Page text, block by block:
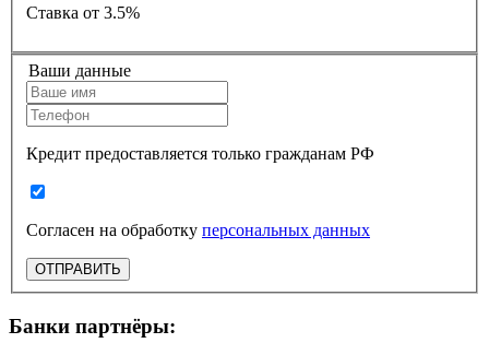
Ставка от 3.5%
Ваши данные
Кредит предоставляется только гражданам РФ
Согласен на обработку персональных данных
ОТПРАВИТЬ
Банки партнёры: